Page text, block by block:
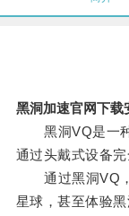
黑洞加速官网下载
黑洞VQ是一种
通过头戴式设备
通过黑洞VQ，
星球，甚至体验黑